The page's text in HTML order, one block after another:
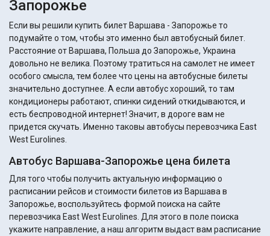
Запорожье
Если вы решили купить билет Варшава - Запорожье то
подумайте о том, чтобы это именно был автобусный билет.
Расстояние от Варшава, Польша до Запорожье, Украина
довольно не велика. Поэтому тратиться на самолет не имеет
особого смысла, тем более что цены на автобусные билеты
значительно доступнее. А если автобус хороший, то там
кондиционеры работают, спинки сидений откидываются, и
есть беспроводной интернет! Значит, в дороге вам не
придется скучать. Именно таковы автобусы перевозчика East
West Eurolines.
Автобус Варшава-Запорожье цена билета
Для того чтобы получить актуальную информацию о
расписании рейсов и стоимости билетов из Варшава в
Запорожье, воспользуйтесь формой поиска на сайте
перевозчика East West Eurolines. Для этого в поле поиска
укажите направление, а наш алгоритм выдаст вам расписание